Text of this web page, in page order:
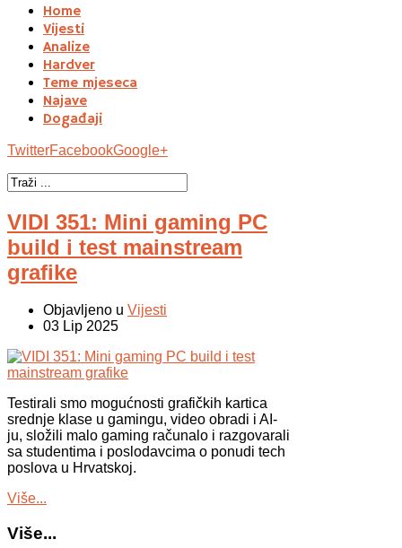
Home
Vijesti
Analize
Hardver
Teme mjeseca
Najave
Događaji
TwitterFacebookGoogle+
VIDI 351: Mini gaming PC
build i test mainstream
grafike
Objavljeno u Vijesti
03 Lip 2025
Testirali smo mogućnosti grafičkih kartica
srednje klase u gamingu, video obradi i AI-
ju, složili malo gaming računalo i razgovarali
sa studentima i poslodavcima o ponudi tech
poslova u Hrvatskoj.
Više...
Više...